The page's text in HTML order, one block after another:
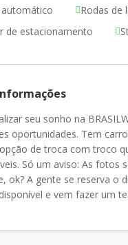
Rodas de
de estacionamento
seu sonho na
oportunidades. Tem
de troca com troco
Só um aviso: As fotos
ok? A gente se reserva o
e vem fazer um